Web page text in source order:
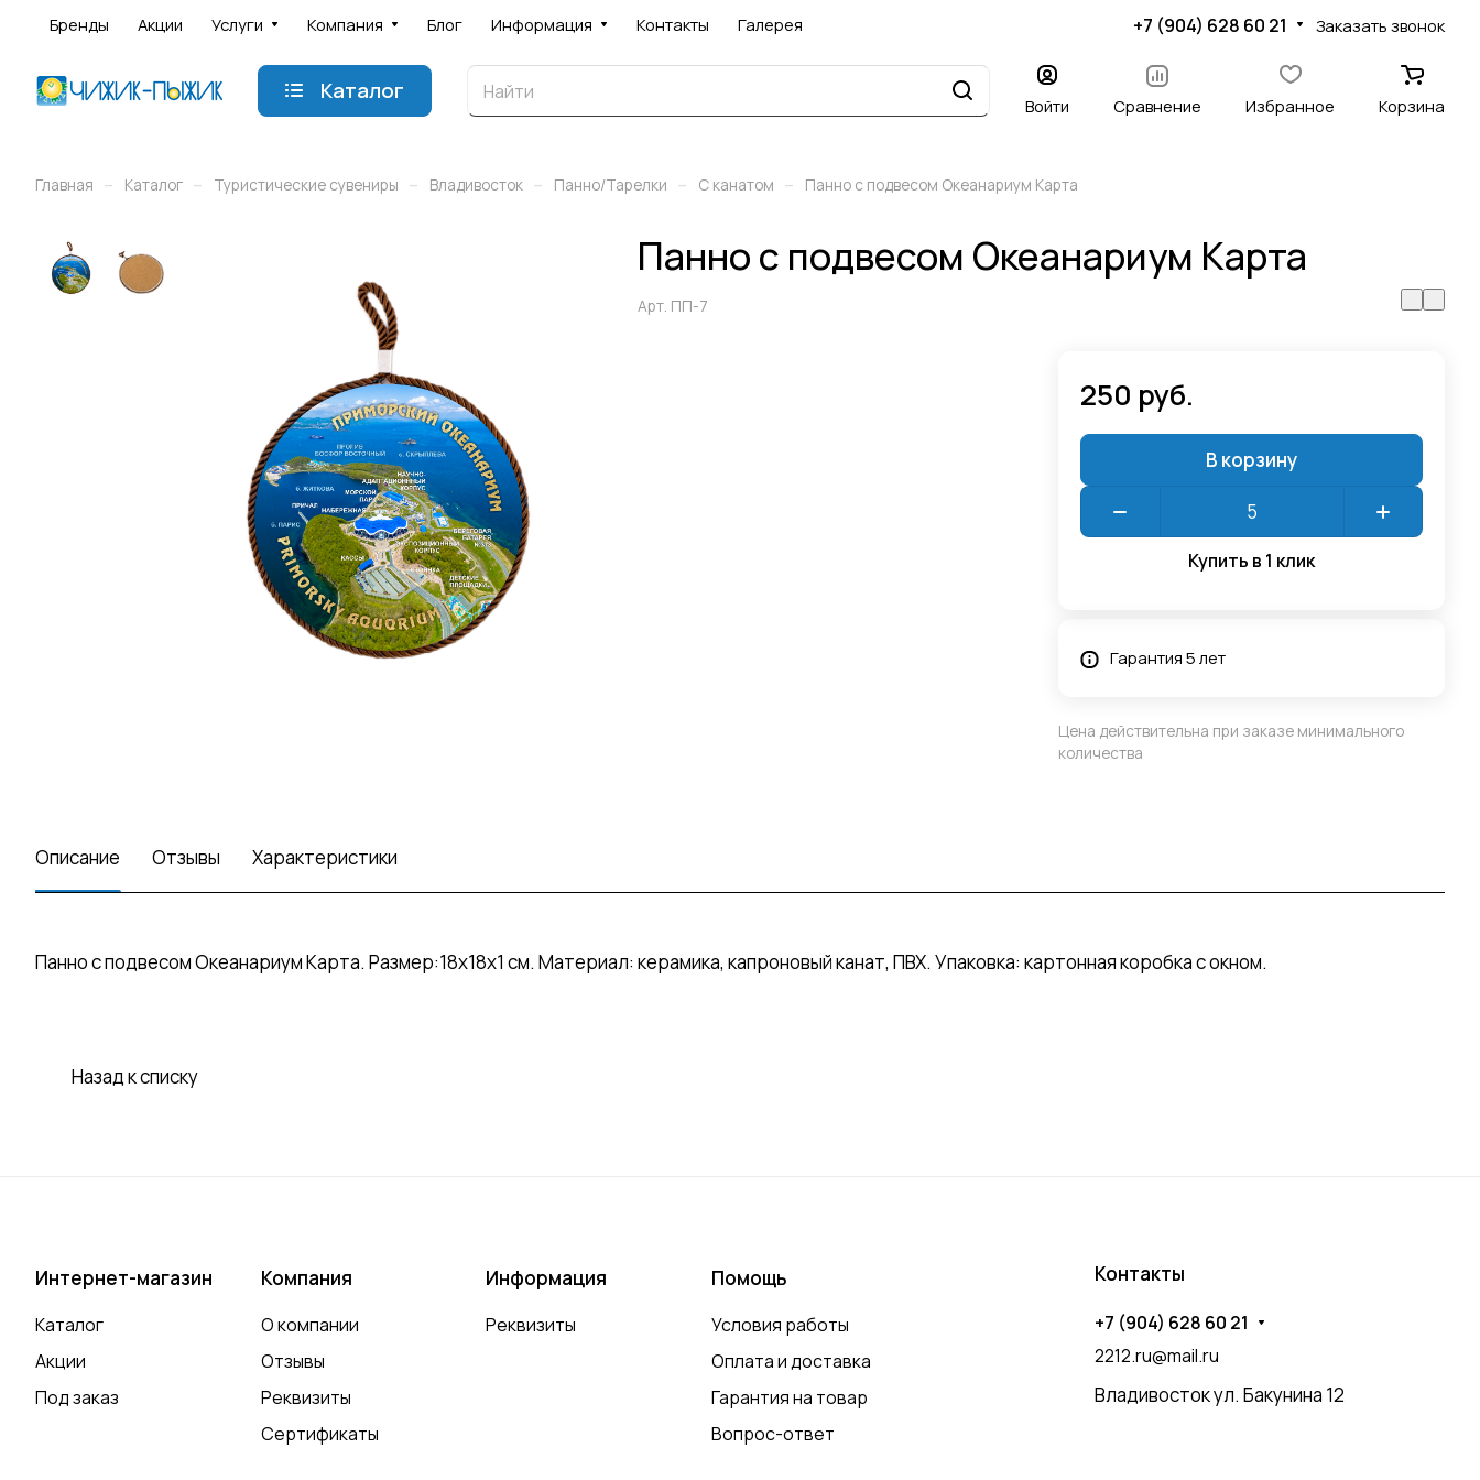
Бренды Акции Услуги Компания Блог Информация Контакты Галерея +7 (904) 628 60 21 Заказать звонок
Каталог
Войти Сравнение Избранное Корзина
Главная – Каталог – Туристические сувениры – Владивосток – Панно/Тарелки – С канатом – Панно с подвесом Океанариум Карта
Панно с подвесом Океанариум Карта
Арт. ПП-7
250 руб.
В корзину
Купить в 1 клик
Гарантия 5 лет
Цена действительна при заказе минимального
количества
Описание Отзывы Характеристики
Панно с подвесом Океанариум Карта. Размер:18х18х1 см. Материал: керамика, капроновый канат, ПВХ. Упаковка: картонная коробка с окном.
Назад к списку
Интернет-магазин
Каталог
Акции
Под заказ
Компания
О компании
Отзывы
Реквизиты
Сертификаты
Информация
Реквизиты
Помощь
Условия работы
Оплата и доставка
Гарантия на товар
Вопрос-ответ
Контакты
+7 (904) 628 60 21
2212.ru@mail.ru
Владивосток ул. Бакунина 12